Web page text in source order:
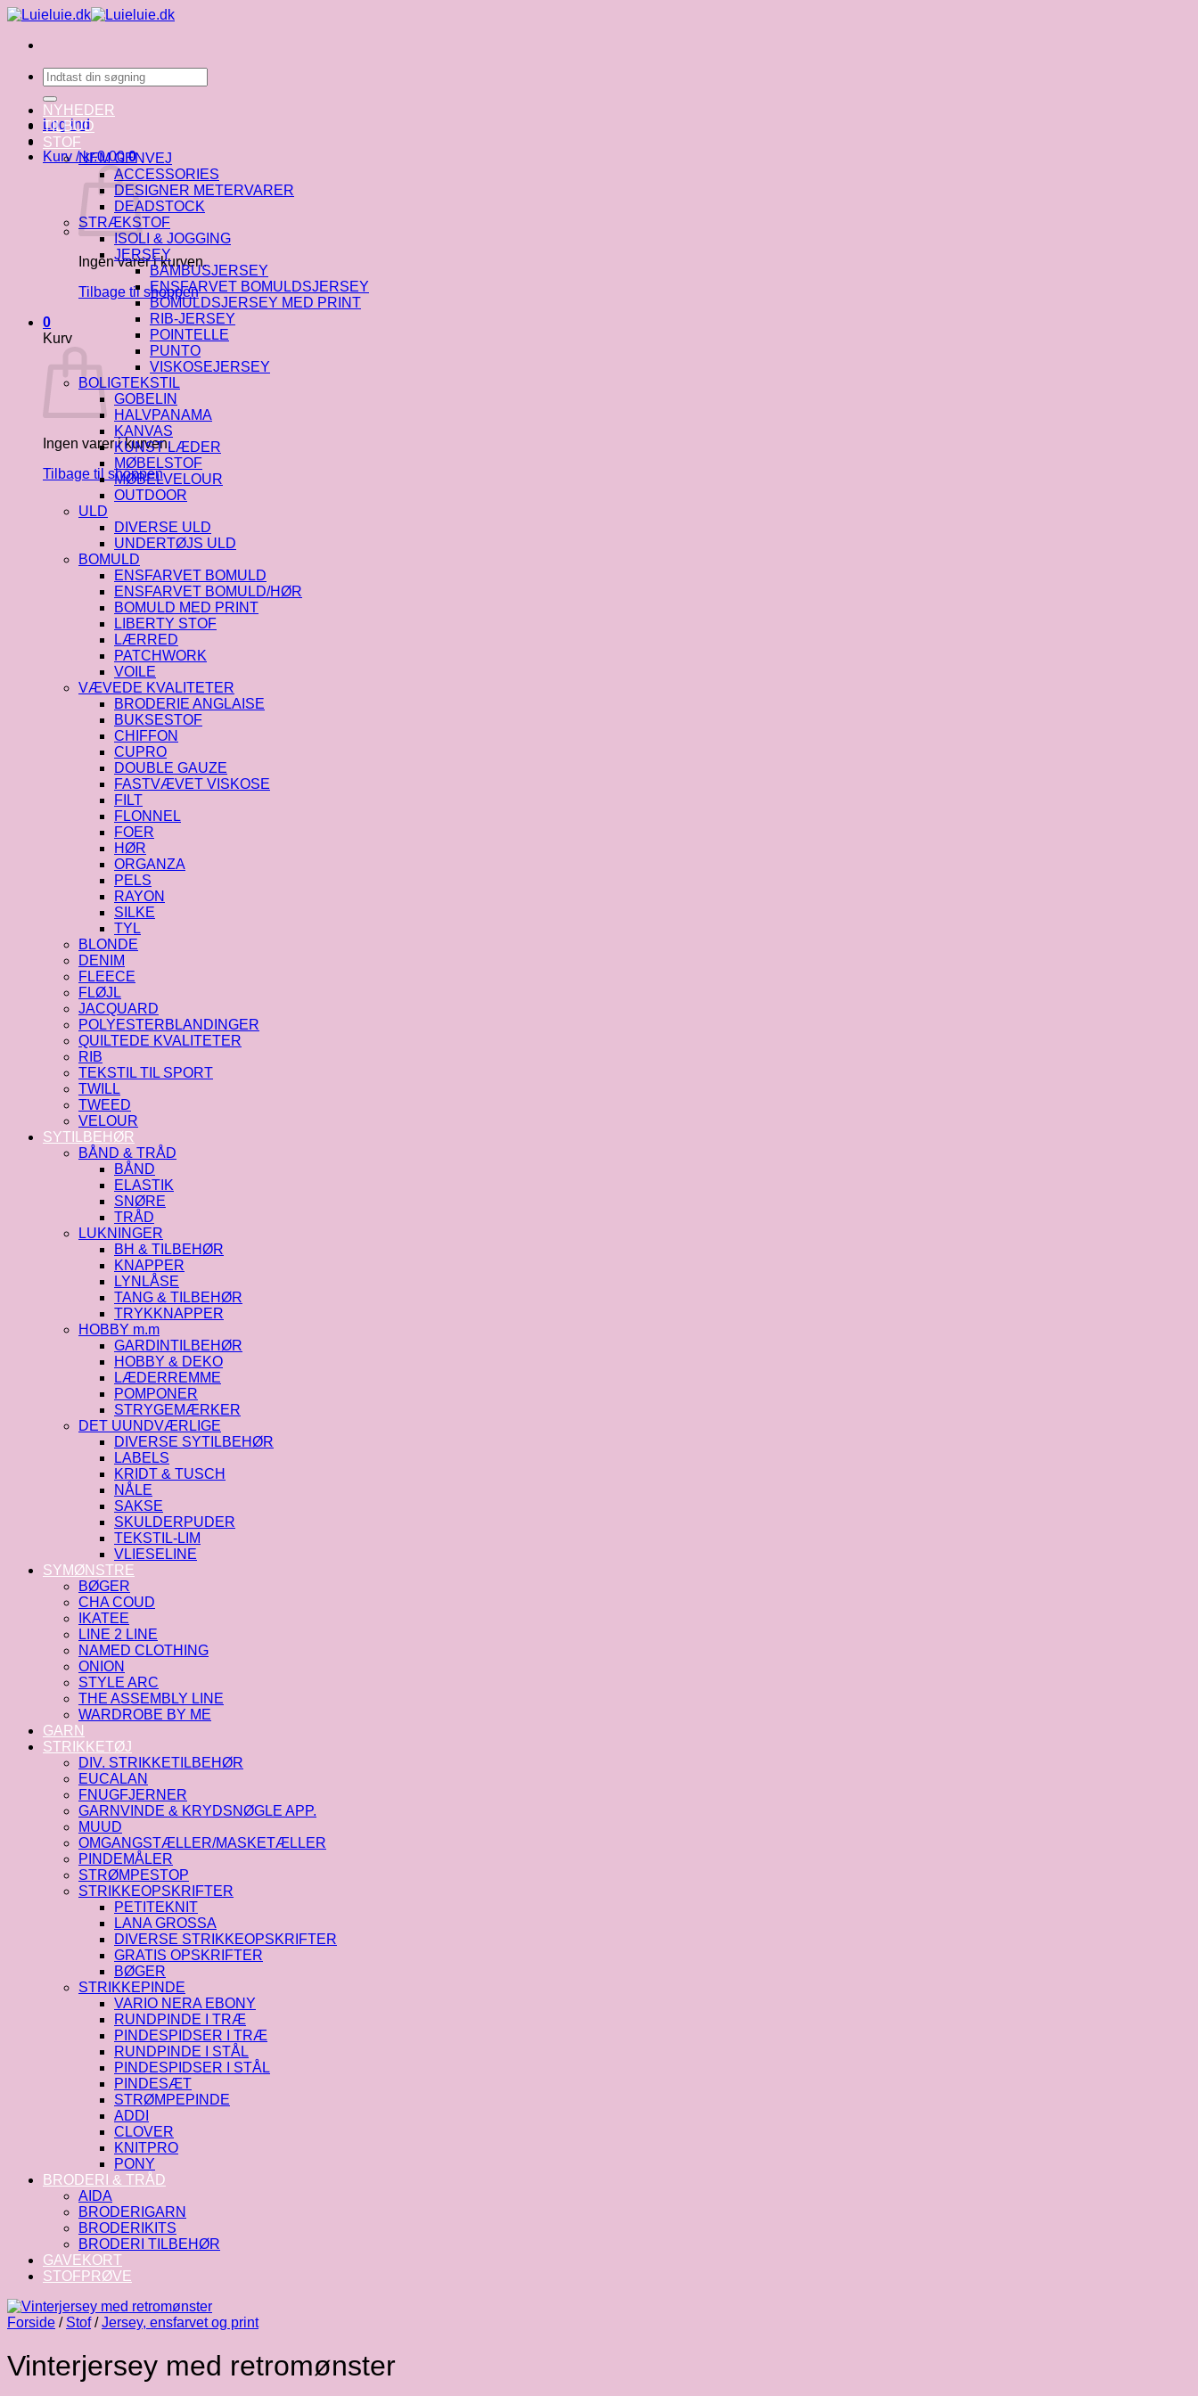
Fortsæt
indhold
Søg
efter:
Log ind
Kurv /kr.0.00 0
Ingen varer i kurven.
Tilbage til shoppen
0
Kurv
Ingen varer i kurven.
Tilbage til shoppen
NYHEDER
TILBUD
STOF
NEM GENVEJ
ACCESSORIES
DESIGNER METERVARER
DEADSTOCK
STRÆKSTOF
ISOLI & JOGGING
JERSEY
BAMBUSJERSEY
ENSFARVET BOMULDSJERSEY
BOMULDSJERSEY MED PRINT
RIB-JERSEY
POINTELLE
PUNTO
VISKOSEJERSEY
BOLIGTEKSTIL
GOBELIN
HALVPANAMA
KANVAS
KUNST LÆDER
MØBELSTOF
MØBELVELOUR
OUTDOOR
ULD
DIVERSE ULD
UNDERTØJS ULD
BOMULD
ENSFARVET BOMULD
ENSFARVET BOMULD/HØR
BOMULD MED PRINT
LIBERTY STOF
LÆRRED
PATCHWORK
VOILE
VÆVEDE KVALITETER
BRODERIE ANGLAISE
BUKSESTOF
CHIFFON
CUPRO
DOUBLE GAUZE
FASTVÆVET VISKOSE
FILT
FLONNEL
FOER
HØR
ORGANZA
PELS
RAYON
SILKE
TYL
BLONDE
DENIM
FLEECE
FLØJL
JACQUARD
POLYESTERBLANDINGER
QUILTEDE KVALITETER
RIB
TEKSTIL TIL SPORT
TWILL
TWEED
VELOUR
SYTILBEHØR
BÅND & TRÅD
BÅND
ELASTIK
SNØRE
TRÅD
LUKNINGER
BH & TILBEHØR
KNAPPER
LYNLÅSE
TANG & TILBEHØR
TRYKKNAPPER
HOBBY m.m
GARDINTILBEHØR
HOBBY & DEKO
LÆDERREMME
POMPONER
STRYGEMÆRKER
DET UUNDVÆRLIGE
DIVERSE SYTILBEHØR
LABELS
KRIDT & TUSCH
NÅLE
SAKSE
SKULDERPUDER
TEKSTIL-LIM
VLIESELINE
SYMØNSTRE
BØGER
CHA COUD
IKATEE
LINE 2 LINE
NAMED CLOTHING
ONION
STYLE ARC
THE ASSEMBLY LINE
WARDROBE BY ME
GARN
STRIKKETØJ
DIV. STRIKKETILBEHØR
EUCALAN
FNUGFJERNER
GARNVINDE & KRYDSNØGLE APP.
MUUD
OMGANGSTÆLLER/MASKETÆLLER
PINDEMÅLER
STRØMPESTOP
STRIKKEOPSKRIFTER
PETITEKNIT
LANA GROSSA
DIVERSE STRIKKEOPSKRIFTER
GRATIS OPSKRIFTER
BØGER
STRIKKEPINDE
VARIO NERA EBONY
RUNDPINDE I TRÆ
PINDESPIDSER I TRÆ
RUNDPINDE I STÅL
PINDESPIDSER I STÅL
PINDESÆT
STRØMPEPINDE
ADDI
CLOVER
KNITPRO
PONY
BRODERI & TRÅD
AIDA
BRODERIGARN
BRODERIKITS
BRODERI TILBEHØR
GAVEKORT
STOFPRØVE
Forside / Stof / Jersey, ensfarvet og print
Vinterjersey med retromønster